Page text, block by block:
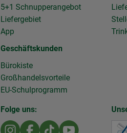
5+1 Schnupperangebot
Liefergebiet
App
Geschäftskunden
Bürokiste
Großhandelsvorteile
EU-Schulprogramm
Folge uns:
Externer Link zu https://
Externer Link zu https://
Externer Link zu
Externer Link